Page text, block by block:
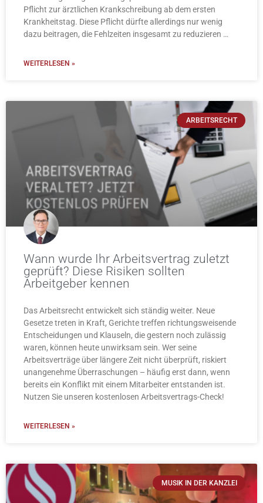
Pflicht zur ärztlichen Krankschreibung ab dem ersten
Krankheitstag. Diese Pflicht dürfte allerdings nur wenig
dazu beitragen, die Fehlzeiten insgesamt zu reduzieren …
WEITERLESEN »
ARBEITSRECHT
Wann wurde Ihr Arbeitsvertrag zuletzt
geprüft? Diese Risiken sollten
Arbeitgeber kennen
Das Arbeitsrecht entwickelt sich ständig weiter. Neue
Gesetze treten in Kraft, Gerichte treffen richtungsweisende
Entscheidungen und Klauseln, die gestern noch zulässig
waren, können heute unwirksam sein. Wer seine
Arbeitsverträge über längere Zeit nicht überprüft, riskiert
unangenehme Überraschungen – häufig erst dann, wenn
bereits ein Konflikt mit einem Mitarbeiter entstanden ist.
Nutzen Sie unseren kostenlosen Arbeitsvertrags-Check!
WEITERLESEN »
MUSIK IN DER KANZLEI